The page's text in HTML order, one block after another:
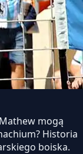
mogą
Historia
boiska.